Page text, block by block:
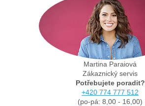
Martina Paraiová
Zákaznický servis
Potřebujete poradit?
+420 774 777 512
(po-pá: 8,00 - 16,00)